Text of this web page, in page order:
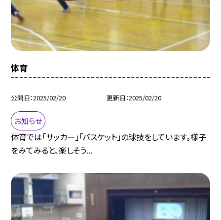
体育
公開日 2025/02/20 更新日 2025/02/20
お知らせ
体育では「サッカー」「バスケット」の球技をしています。様子
をみてみると、楽しそう...